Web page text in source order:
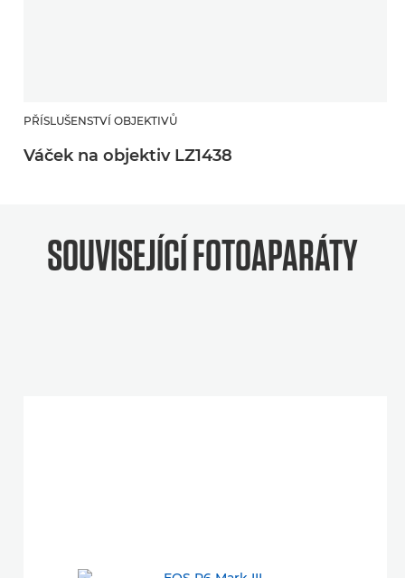
PŘÍSLUŠENSTVÍ OBJEKTIVŮ
Váček na objektiv LZ1438
SOUVISEJÍCÍFOTOAPARÁTY